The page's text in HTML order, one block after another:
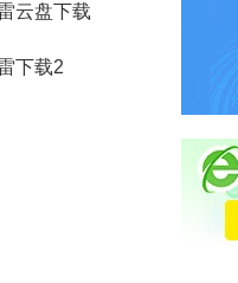
云盘下载
下载2